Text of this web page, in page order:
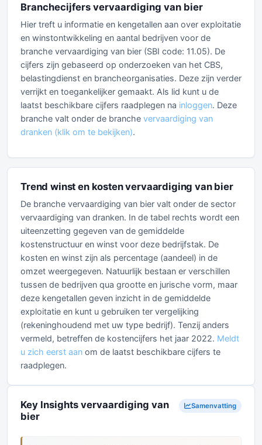
Branchecijfers vervaardiging van bier
Hier treft u informatie en kengetallen aan over exploitatie
en winstontwikkeling en aantal bedrijven voor de
branche vervaardiging van bier (SBI code: 11.05). De
cijfers zijn gebaseerd op onderzoeken van het CBS,
belastingdienst en brancheorganisaties. Deze zijn verder
verrijkt en toegankelijker gemaakt. Als lid kunt u de
laatst beschikbare cijfers raadplegen na inloggen. Deze
branche valt onder de branche vervaardiging van
dranken (klik om te bekijken).
Trend winst en kosten vervaardiging van bier
De branche vervaardiging van bier valt onder de sector
vervaardiging van dranken. In de tabel rechts wordt een
uiteenzetting gegeven van de gemiddelde
kostenstructuur en winst voor deze bedrijfstak. De
kosten en winst zijn als percentage (aandeel) in de
omzet weergegeven. Natuurlijk bestaan er verschillen
tussen de bedrijven qua grootte en jurische vorm, maar
deze kengetallen geven inzicht in de gemiddelde
exploitatie en kunt u gebruiken ter vergelijking
(rekeninghoudend met uw type bedrijf). Tenzij anders
vermeld, betreffen de kostencijfers het jaar 2022. Meldt
u zich eerst aan om de laatst beschikbare cijfers te
raadplegen.
Key Insights vervaardiging van
bier
Samenvatting